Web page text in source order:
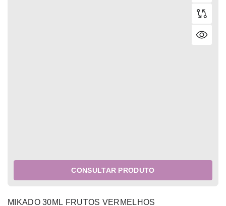
CONSULTAR PRODUTO
MIKADO 30ML FRUTOS VERMELHOS